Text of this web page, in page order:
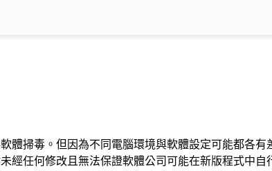
體掃毒。但因為不同電腦環境與軟體設定可能都各
經任何修改且無法保證軟體公司可能在新版程式中